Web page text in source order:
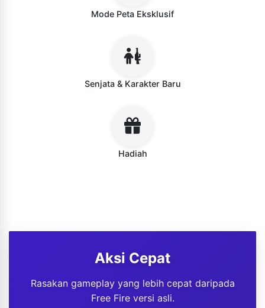
Mode Peta Eksklusif
Senjata & Karakter Baru
Hadiah
Aksi Cepat
Rasakan gameplay yang lebih cepat daripada
Free Fire versi asli.